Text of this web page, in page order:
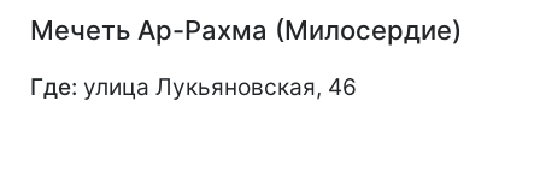
Мечеть Ар-Рахма (Милосердие)
Где: улица Лукьяновская, 46